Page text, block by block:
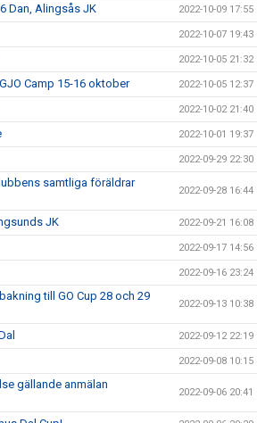
Dan, Alingsås JK 2022-10-09 17:55
2022-10-07 19:43
2022-10-05 21:32
Camp 15-16 oktober 2022-10-05 12:37
2022-10-02 21:40
2022-10-01 19:37
2022-09-29 22:30
samtliga föräldrar
2022-09-28 16:44
JK 2022-09-21 16:08
2022-09-17 14:56
2022-09-16 23:24
till GO Cup 28 och 29
2022-09-13 10:38
2022-09-12 22:19
2022-09-08 10:15
gällande anmälan
2022-09-06 20:41